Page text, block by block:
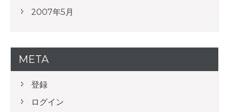
2007年5月
META
登録
ログイン